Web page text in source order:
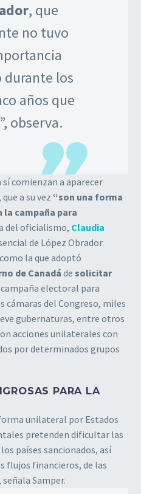
, que
no tuvo
durante los
años que
observa.
comienzan a aparecer
a su vez “son una forma
la campaña para
del oficialismo, Claudia
de López Obrador.
la que adoptó
de Canadá de solicitar
electoral para
cámaras del Congreso, miles
gubernaturas, entre otros
acciones unilaterales con
por determinados grupos
PARA LA
unilateral por Estados
pretenden dificultar las
países sancionados, así
flujos financieros, de las
Samper.